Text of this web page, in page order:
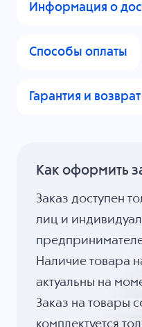
Информация о
Способы оплаты
Гарантия и возврат
Как оформить
Заказ доступен
лиц и
Наличие товара
актуальны на
Заказ на товары
комплектуется